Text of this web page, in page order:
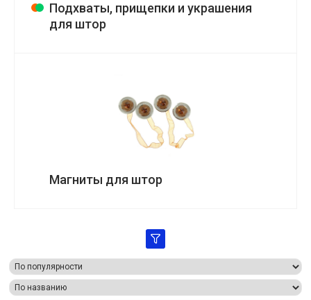
Подхваты, прищепки и украшения
для штор
Магниты для штор